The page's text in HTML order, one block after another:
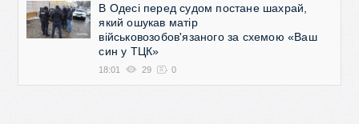
В Одесі перед судом постане шахрай,
який ошукав матір
військовозобов'язаного за схемою «Ваш
син у ТЦК»
18:01 29 0